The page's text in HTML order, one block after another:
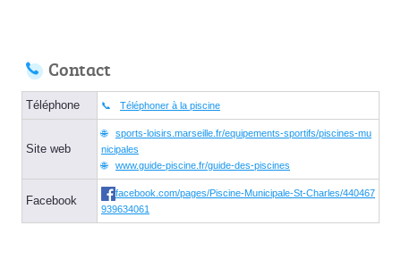
Contact
Téléphone Téléphoner à la piscine
Site web
sports-loisirs.marseille.fr/equipements-sportifs/piscines-mu
nicipales
www.guide-piscine.fr/guide-des-piscines
Facebook
facebook.com/pages/Piscine-Municipale-St-Charles/440467
939634061